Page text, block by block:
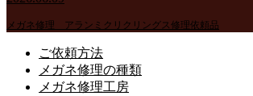
メガネ修理 アランミクリクリングス修理依頼品
ご依頼方法
メガネ修理の種類
メガネ修理工房